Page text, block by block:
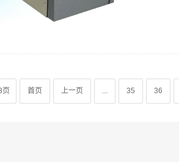
页 首页 上一页 35 36